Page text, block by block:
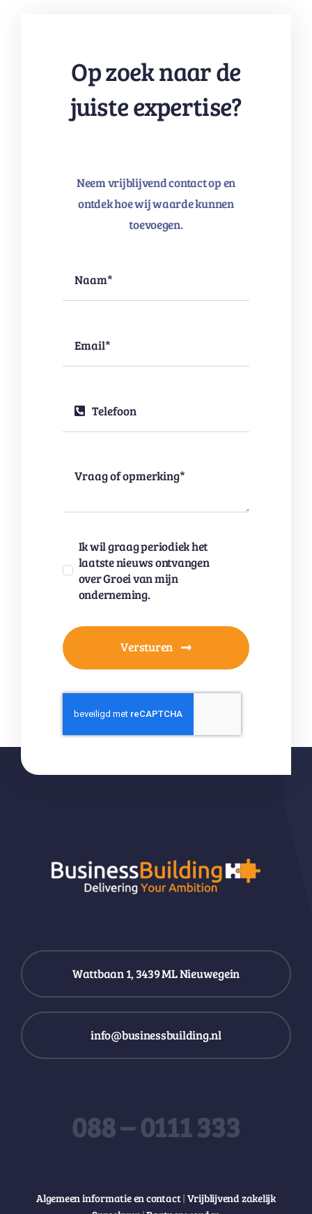
Op zoek naar de
juiste expertise?
Neem vrijblijvend contact op en
ontdek hoe wij waarde kunnen
toevoegen.
Ik wil graag periodiek het
laatste nieuws ontvangen
over Groei van mijn
onderneming.
Versturen
Wattbaan 1, 3439 ML Nieuwegein
info@businessbuilding.nl
088 – 0111 333
Algemeen informatie en contact| Vrijblijvend zakelijk